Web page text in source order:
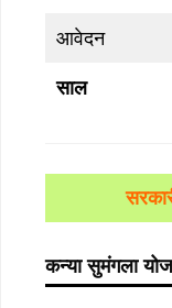
आवेदन
साल
कन्या सुमंगला